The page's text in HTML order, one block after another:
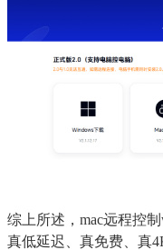
综上所述，mac远程控
真低延迟、真免费、真